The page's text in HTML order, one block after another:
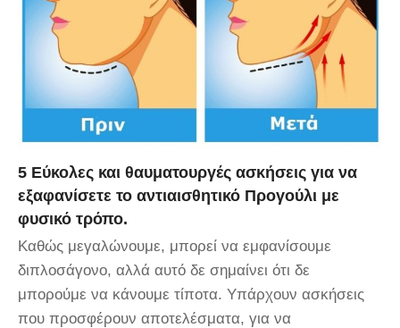
5 Εύκολες και θαυματουργές ασκήσεις για να
εξαφανίσετε το αντιαισθητικό Προγούλι με
φυσικό τρόπο.
Καθώς μεγαλώνουμε, μπορεί να εμφανίσουμε
διπλοσάγονο, αλλά αυτό δε σημαίνει ότι δε
μπορούμε να κάνουμε τίποτα. Υπάρχουν ασκήσεις
που προσφέρουν αποτελέσματα, για να